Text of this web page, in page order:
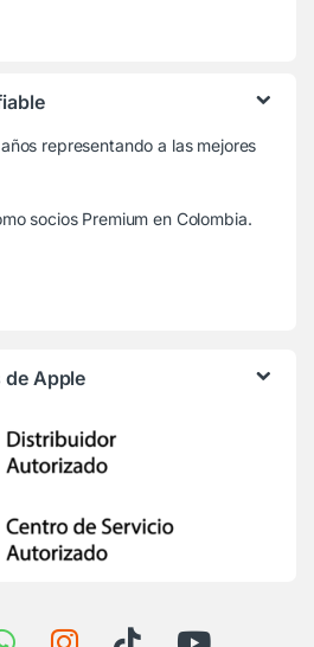
representando a las mejores
socios Premium en Colombia.
de Apple